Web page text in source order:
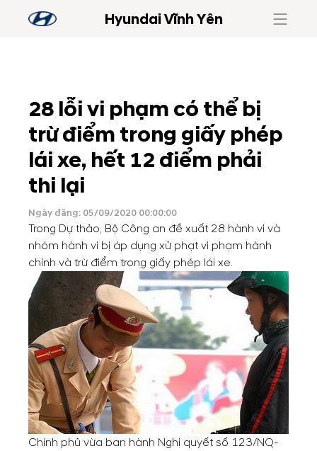
Hyundai Vĩnh Yên
28 lỗi vi phạm có thể bị
trừ điểm trong giấy phép
lái xe, hết 12 điểm phải
thi lại
Ngày đăng: 05/09/2020 00:00:00
Trong Dự thảo, Bộ Công an đề xuất 28 hành vi và
nhóm hành vi bị áp dụng xử phạt vi phạm hành
chính và trừ điểm trong giấy phép lái xe.
Chính phủ vừa ban hành Nghị quyết số 123/NQ-